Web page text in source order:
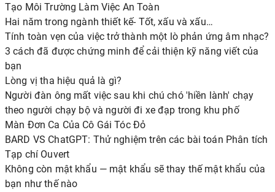
Tạo Môi Trường Làm Việc An Toàn
Hai năm trong ngành thiết kế- Tốt, xấu và xấu…
Tính toàn vẹn của việc trở thành một lò phản ứng âm nhạc?
3 cách đã được chứng minh để cải thiện kỹ năng viết của
bạn
Lòng vị tha hiệu quả là gì?
Người đàn ông mất việc sau khi chú chó 'hiền lành' chạy
theo người chạy bộ và người đi xe đạp trong khu phố
Màn Đơn Ca Của Cô Gái Tóc Đỏ
BARD VS ChatGPT: Thử nghiệm trên các bài toán Phân tích
Tạp chí Ouvert
Không còn mật khẩu — mật khẩu sẽ thay thế mật khẩu của
bạn như thế nào